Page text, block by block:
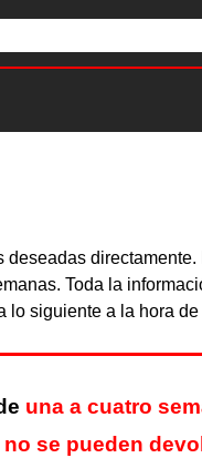
Toda la
lo siguiente a la hora
una a cuatro
no se pueden